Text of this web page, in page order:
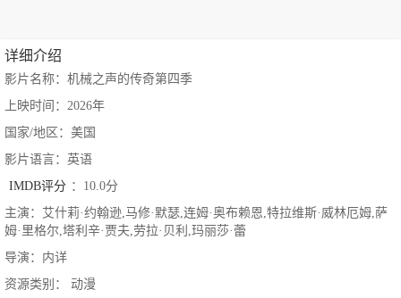
详细介绍
影片名称：机械之声的传奇第四季
上映时间：2026年
国家/地区：美国
影片语言：英语
IMDB评分 ：10.0分
主演：艾什莉·约翰逊,马修·默瑟,连姆·奥布赖恩,特拉维斯·威林厄姆,萨
姆·里格尔,塔利辛·贾夫,劳拉·贝利,玛丽莎·蕾
导演：内详
资源类别： 动漫